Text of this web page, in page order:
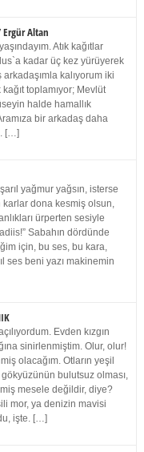
Altan
Atık kağıtlar
kadar üç kez yürüyerek
kalıyorum iki
toplamıyor; Mevlüt
halde hamallık
bir arkadaş daha
[…]
yağmur yağsın, isterse
karlar dona kesmiş olsun,
ürperten sesiyle
Sabahın dördünde
için, bu ses, bu kara,
ses beni yazı makinemin
Evden kızgın
sinirlenmiştim. Olur, olur!
olacağım. Otların yeşil
bulutsuz olması,
mesele değildir, diye?
mor, ya denizin mavisi
işte. […]